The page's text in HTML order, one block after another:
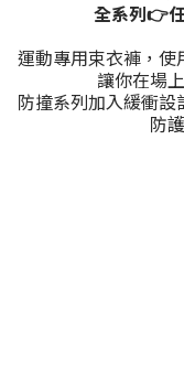
全系列👉
運動專用束衣褲，使
讓你在場
防撞系列加入緩衝
防